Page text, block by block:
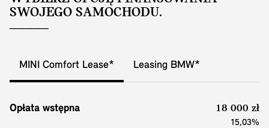
SWOJEGO SAMOCHODU.
MINI Comfort Lease* Leasing BMW*
Opłata wstępna 18 000 zł
15,03%